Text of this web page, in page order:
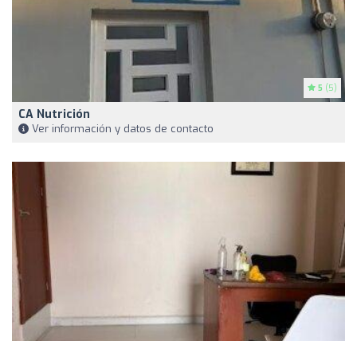
5 (5)
CA Nutrición
Ver información y datos de contacto